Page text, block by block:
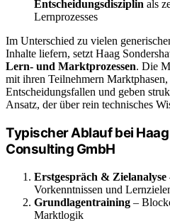
Entscheidungsdisziplin als
Lernprozesses
Im Unterschied zu vielen
Inhalte liefern, setzt Haag
Lern- und Marktprozessen. Die
mit ihren Teilnehmern
Entscheidungsfallen und geben
Ansatz, der über rein technisches
Typischer Ablauf bei
Consulting GmbH
Erstgespräch & Zielanalyse
Vorkenntnissen und
Grundlagentraining –
Marktlogik